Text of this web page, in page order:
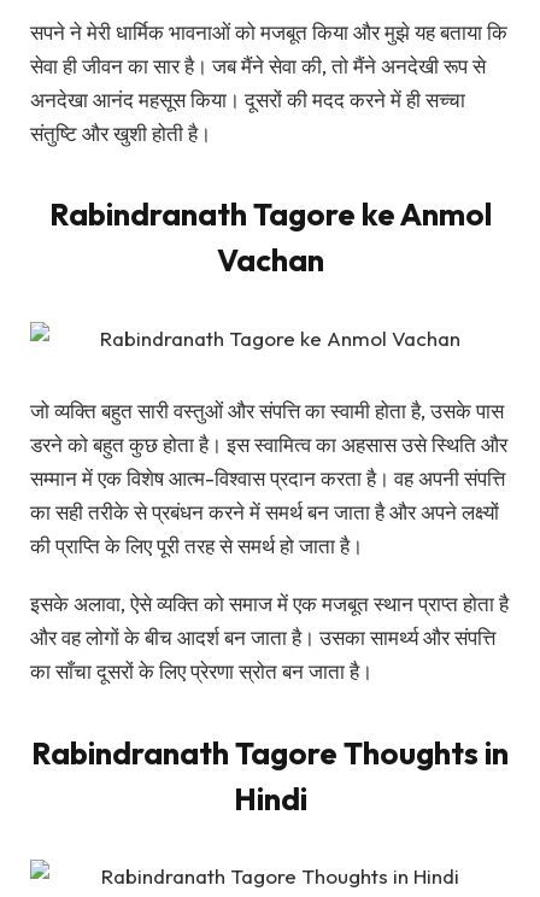
सपने ने मेरी धार्मिक भावनाओं को मजबूत किया और मुझे यह बताया कि
सेवा ही जीवन का सार है। जब मैंने सेवा की, तो मैंने अनदेखी रूप से
अनदेखा आनंद महसूस किया। दूसरों की मदद करने में ही सच्चा
संतुष्टि और खुशी होती है।
Rabindranath Tagore ke Anmol
Vachan
जो व्यक्ति बहुत सारी वस्तुओं और संपत्ति का स्वामी होता है, उसके पास
डरने को बहुत कुछ होता है। इस स्वामित्व का अहसास उसे स्थिति और
सम्मान में एक विशेष आत्म-विश्वास प्रदान करता है। वह अपनी संपत्ति
का सही तरीके से प्रबंधन करने में समर्थ बन जाता है और अपने लक्ष्यों
की प्राप्ति के लिए पूरी तरह से समर्थ हो जाता है।
इसके अलावा, ऐसे व्यक्ति को समाज में एक मजबूत स्थान प्राप्त होता है
और वह लोगों के बीच आदर्श बन जाता है। उसका सामर्थ्य और संपत्ति
का साँचा दूसरों के लिए प्रेरणा स्रोत बन जाता है।
Rabindranath Tagore Thoughts in
Hindi